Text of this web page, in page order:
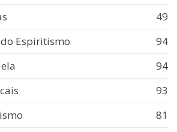
49
Espiritismo
94
94
93
81